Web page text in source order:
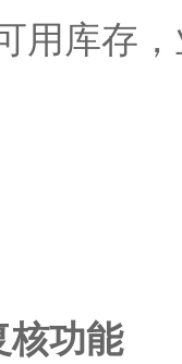
用库存
核功能